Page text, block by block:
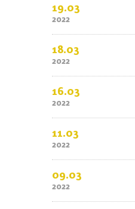
19.03
2022
18.03
2022
16.03
2022
11.03
2022
09.03
2022